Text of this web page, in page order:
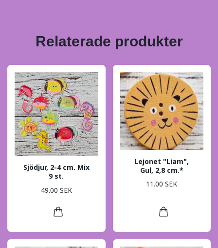
Relaterade produkter
Sjödjur, 2-4 cm. Mix
9 st.
49.00 SEK
Lejonet "Liam",
Gul, 2,8 cm.*
11.00 SEK